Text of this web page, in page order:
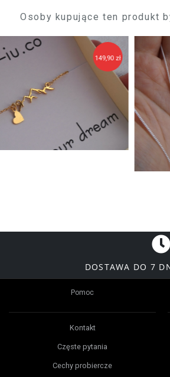
Osoby kupujące ten produkt
DOSTAWA DO 7
Pomoc
Kontakt
Częste pytania
Cechy probiercze